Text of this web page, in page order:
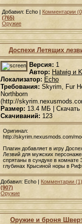
Добавил: Echo | Комментарии
(765)
Оружие
Доспехи Летящих
Версия: 1
Автор: Hatwig и
Локализатор: Echo
Требования: Skyrim, Fur
Northborn
(http://
Размер: 13.4 МБ | Скачать
Скачиваний: 123
Оригинал:
http://skyrim.nexusmods.com/
Плагин добавляет в игру
Лезвий для мужских
спрятаны в сундуке в комнате
глубинах Крысиной норы в
Добавил: Echo | Комментарии (1)
(907)
Оружие
Оружие и броня